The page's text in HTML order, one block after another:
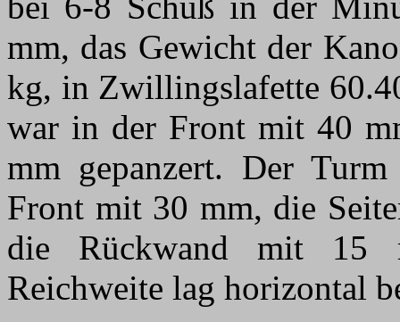
mm, das Gewicht der
kg, in Zwillingslafette
war in der Front mit 40
mm gepanzert. Der
Front mit 30 mm, die
die Rückwand mit 15
Reichweite lag horizontal